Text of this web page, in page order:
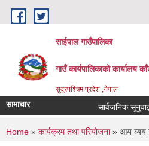
Skip to main content
साईपाल गाउँपालिका
गाउँ कार्यपालिकाकाे कार्यालय
सुदूरपश्चिम प्रदेश ,नेपाल
सामाचार सार्वजनिक
You are here
Home » कार्यक्रम तथा परियोजना» आय व्यय